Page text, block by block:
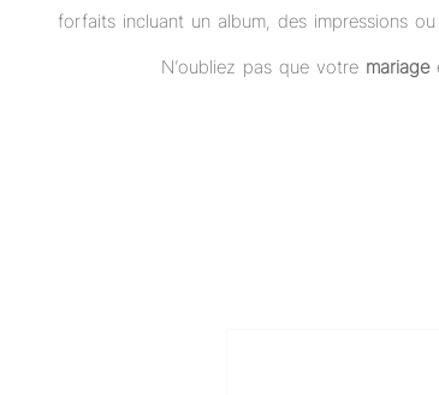
forfaits incluant un album, des impressions
N’oubliez pas que votre mariage